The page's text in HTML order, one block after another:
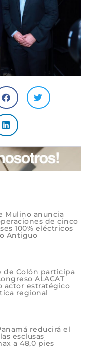
Mulino anuncia
de cinco
100% eléctricos
Antiguo
de Colón participa
ALACAT
actor estratégico
regional
reducirá el
esclusas
a 48,0 pies